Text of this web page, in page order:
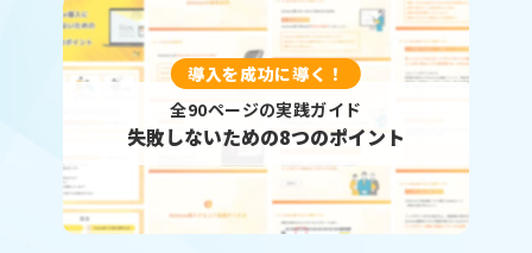
導入を成功に導く！
全90ページの実践ガイド
失敗しないための8つのポイント